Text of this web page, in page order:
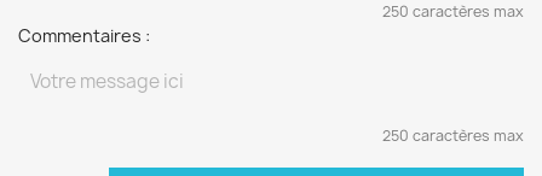
250 caractères max
Commentaires :
250 caractères max